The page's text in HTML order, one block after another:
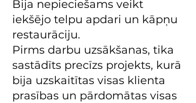
Bija nepieciešams veikt
iekšējo telpu apdari un kāpņu
restaurāciju.
Pirms darbu uzsākšanas, tika
sastādīts precīzs projekts, kurā
bija uzskaitītas visas klienta
prasības un pārdomātas visas